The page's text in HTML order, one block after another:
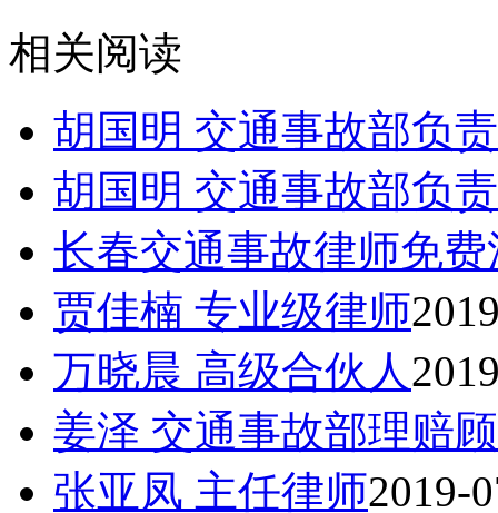
相关阅读
胡国明 交通事故部负
胡国明 交通事故部负
长春交通事故律师免
贾佳楠 专业级律师
万晓晨 高级合伙人
姜泽 交通事故部理赔
张亚凤 主任律师2019-